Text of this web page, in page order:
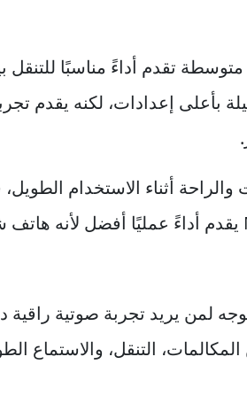
تقدم أداءً مناسبًا للتنقل
بأعلى إعدادات، لكنه يقدم
لمن يريد تجربة صوتية
التنقل، والاستماع